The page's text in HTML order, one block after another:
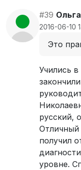
#39 Ольга
2016-06-10
Это
Учились
русский,
Отличный
получил
уровне.